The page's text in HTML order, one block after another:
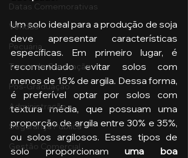
Datas Comemorativas
Vendas
Pecuária
Turma de Graduação
Pós-Graduação
Administração
Segurança Publica
Gestão Comercial
Um solo ideal para a produção de soja
deve apresentar características
específicas. Em primeiro lugar, é
recomendado evitar solos com
menos de 15% de argila. Dessa forma,
é preferível optar por solos com
textura média, que possuam uma
proporção de argila entre 30% e 35%,
ou solos argilosos. Esses tipos de
solo proporcionam uma boa